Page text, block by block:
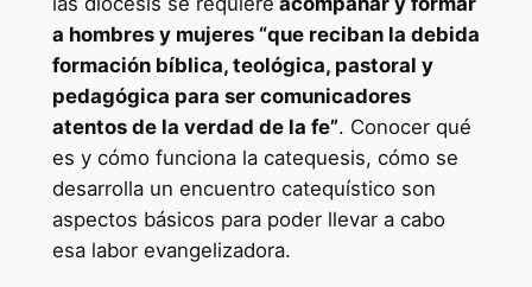
í
c
u
l
a
e
n
"
M
a hombres y mujeres “que reciban la debida
formación bíblica, teológica, pastoral y
pedagógica para ser comunicadores
atentos de la verdad de la fe”. Conocer qué
es y cómo funciona la catequesis, cómo se
desarrolla un encuentro catequístico son
aspectos básicos para poder llevar a cabo
esa labor evangelizadora.